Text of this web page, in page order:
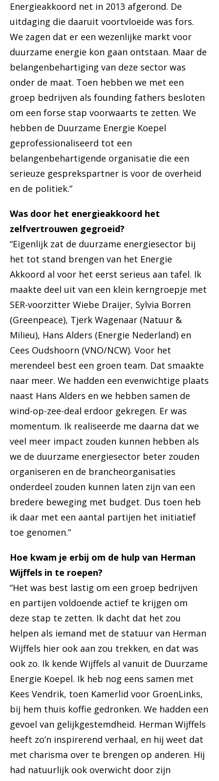
Energieakkoord net in 2013 afgerond. De
uitdaging die daaruit voortvloeide was fors.
We zagen dat er een wezenlijke markt voor
duurzame energie kon gaan ontstaan. Maar de
belangenbehartiging van deze sector was
onder de maat. Toen hebben we met een
groep bedrijven als founding fathers besloten
om een forse stap voorwaarts te zetten. We
hebben de Duurzame Energie Koepel
geprofessionaliseerd tot een
belangenbehartigende organisatie die een
serieuze gesprekspartner is voor de overheid
en de politiek.”
Was door het energieakkoord het
zelfvertrouwen gegroeid?
“Eigenlijk zat de duurzame energiesector bij
het tot stand brengen van het Energie
Akkoord al voor het eerst serieus aan tafel. Ik
maakte deel uit van een klein kerngroepje met
SER-voorzitter Wiebe Draijer, Sylvia Borren
(Greenpeace), Tjerk Wagenaar (Natuur &
Milieu), Hans Alders (Energie Nederland) en
Cees Oudshoorn (VNO/NCW). Voor het
merendeel best een groen team. Dat smaakte
naar meer. We hadden een evenwichtige plaats
naast Hans Alders en we hebben samen de
wind-op-zee-deal erdoor gekregen. Er was
momentum. Ik realiseerde me daarna dat we
veel meer impact zouden kunnen hebben als
we de duurzame energiesector beter zouden
organiseren en de brancheorganisaties
onderdeel zouden kunnen laten zijn van een
bredere beweging met budget. Dus toen heb
ik daar met een aantal partijen het initiatief
toe genomen.”
Hoe kwam je erbij om de hulp van Herman
Wijffels in te roepen?
“Het was best lastig om een groep bedrijven
en partijen voldoende actief te krijgen om
deze stap te zetten. Ik dacht dat het zou
helpen als iemand met de statuur van Herman
Wijffels hier ook aan zou trekken, en dat was
ook zo. Ik kende Wijffels al vanuit de Duurzame
Energie Koepel. Ik heb nog eens samen met
Kees Vendrik, toen Kamerlid voor GroenLinks,
bij hem thuis koffie gedronken. We hadden een
gevoel van gelijkgestemdheid. Herman Wijffels
heeft zo’n inspirerend verhaal, en hij weet dat
met charisma over te brengen op anderen. Hij
had natuurlijk ook overwicht door zijn